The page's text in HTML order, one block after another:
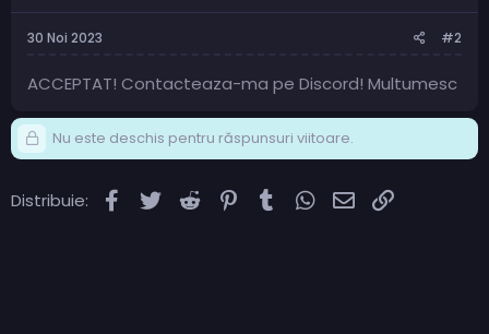
30 Noi 2023 #2
ACCEPTAT! Contacteaza-ma pe Discord! Multumesc
Nu este deschis pentru răspunsuri viitoare.
Distribuie: Facebook
TwitterReddit PinterestTumblrWhatsApp
Email